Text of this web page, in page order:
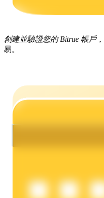
學習如何保持盈利
創建並驗證您的 Bitrue 帳戶
易。